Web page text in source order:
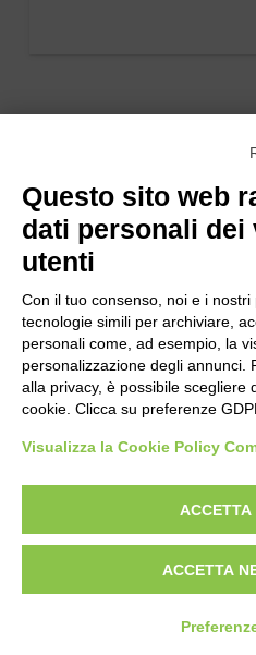
Strada Statale 231 Alba-Bra
Fax: 0172-487399
info@bogliano.it
Questo sito web
dati personali dei
utenti
Con il tuo consenso, noi e i
tecnologie simili per archiviare,
personali come, ad esempio, la
personalizzazione degli annunci.
alla privacy, è possibile scegliere
cookie. Clicca su preferenze
Visualizza la Cookie Policy
ACCETTA